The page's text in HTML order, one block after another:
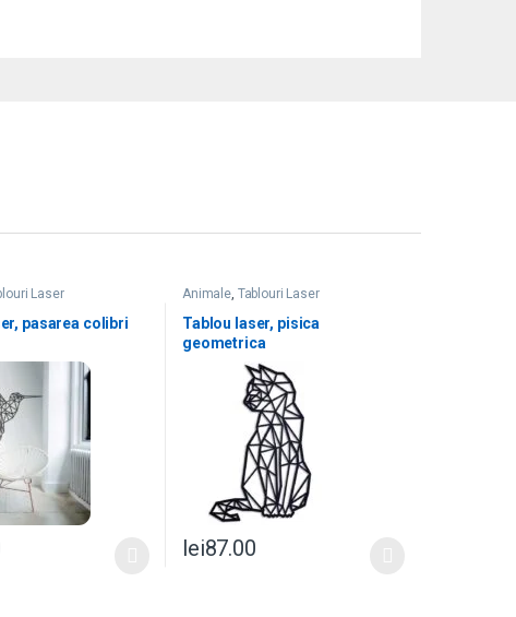
Laser
pasarea colibri
Animale Tablouri Laser
Tablou laser, pisica
geometrica
lei87.00